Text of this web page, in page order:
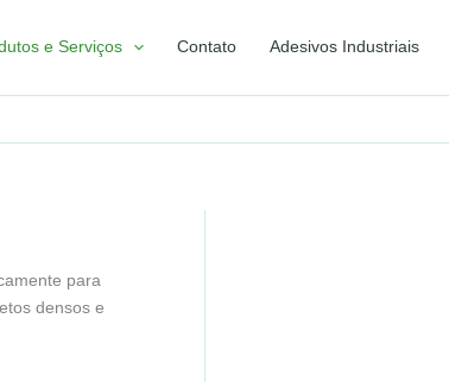
e Serviços Contato Adesivos Industriais
para
densos e